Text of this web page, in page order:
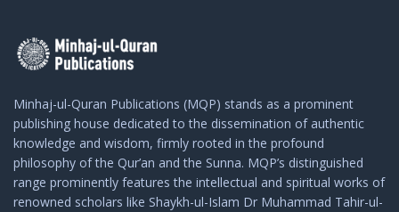
Minhaj-ul-Quran Publications (MQP) stands as a prominent
publishing house dedicated to the dissemination of authentic
knowledge and wisdom, firmly rooted in the profound
philosophy of the Qur’an and the Sunna. MQP’s distinguished
range prominently features the intellectual and spiritual works of
renowned scholars like Shaykh-ul-Islam Dr Muhammad Tahir-ul-